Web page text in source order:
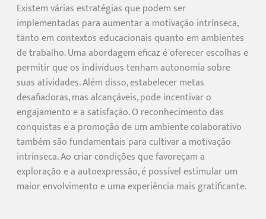
Existem várias estratégias que podem ser
implementadas para aumentar a motivação intrínseca,
tanto em contextos educacionais quanto em ambientes
de trabalho. Uma abordagem eficaz é oferecer escolhas e
permitir que os indivíduos tenham autonomia sobre
suas atividades. Além disso, estabelecer metas
desafiadoras, mas alcançáveis, pode incentivar o
engajamento e a satisfação. O reconhecimento das
conquistas e a promoção de um ambiente colaborativo
também são fundamentais para cultivar a motivação
intrínseca. Ao criar condições que favoreçam a
exploração e a autoexpressão, é possível estimular um
maior envolvimento e uma experiência mais gratificante.